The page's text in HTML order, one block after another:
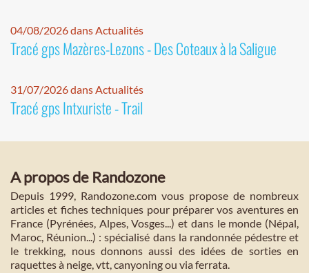
04/08/2026 dans Actualités
Tracé gps Mazères-Lezons - Des Coteaux à la Saligue
31/07/2026 dans Actualités
Tracé gps Intxuriste - Trail
A propos de Randozone
Depuis 1999, Randozone.com vous propose de nombreux
articles et fiches techniques pour préparer vos aventures en
France (Pyrénées, Alpes, Vosges...) et dans le monde (Népal,
Maroc, Réunion...) : spécialisé dans la randonnée pédestre et
le trekking, nous donnons aussi des idées de sorties en
raquettes à neige, vtt, canyoning ou via ferrata.